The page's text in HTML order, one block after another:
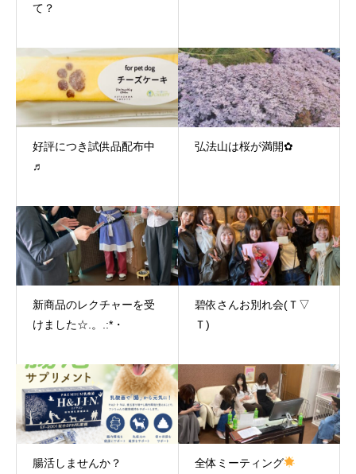
て？
好評につき試供品配布中
♬
弘法山は桜が満開✿
新商品のレクチャーを受
けました☆.。.:*・
碧依さんお別れ会(Ｔ▽
Ｔ)
腸活しませんか？ 全体ミーティング